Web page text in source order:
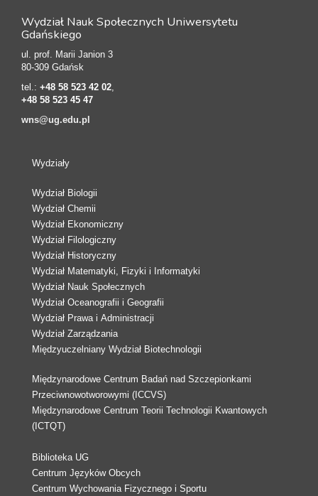
Wydział Nauk Społecznych Uniwersytetu
Gdańskiego
ul. prof. Marii Janion 3
80-309 Gdańsk
tel.: +48 58 523 42 02,
+48 58 523 45 47
wns@ug.edu.pl
Wydziały
Wydział Biologii
Wydział Chemii
Wydział Ekonomiczny
Wydział Filologiczny
Wydział Historyczny
Wydział Matematyki, Fizyki i Informatyki
Wydział Nauk Społecznych
Wydział Oceanografii i Geografii
Wydział Prawa i Administracji
Wydział Zarządzania
Międzyuczelniany Wydział Biotechnologii
Międzynarodowe Centrum Badań nad Szczepionkami
Przeciwnowotworowymi (ICCVS)
Międzynarodowe Centrum Teorii Technologii Kwantowych
(ICTQT)
Biblioteka UG
Centrum Języków Obcych
Centrum Wychowania Fizycznego i Sportu